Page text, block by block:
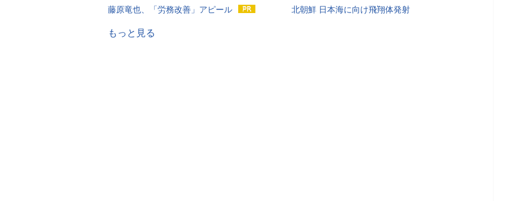
藤原竜也、「労務改善」アピール
北朝鮮 日本海に向け飛翔体発射
もっと見る